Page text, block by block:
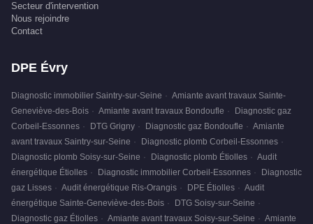
Secteur d'intervention
Nous rejoindre
Contact
DPE Évry
Diagnostic immobilier Saintry-sur-Seine · Amiante avant travaux Sainte-
Geneviève-des-Bois · Amiante avant travaux Bondoufle ·
Diagnostic gaz
Corbeil-Essonnes · DTG Grigny · Diagnostic gaz Bondoufle · Amiante
avant travaux Saintry-sur-Seine · Diagnostic plomb Corbeil-Essonnes ·
Diagnostic plomb Soisy-sur-Seine · Diagnostic plomb Étiolles · Audit
énergétique Étiolles · Diagnostic immobilier Corbeil-Essonnes ·
Diagnostic
gaz Lisses · Audit énergétique Ris-Orangis · DPE Étiolles · Audit
énergétique Sainte-Geneviève-des-Bois · DTG Soisy-sur-Seine ·
Diagnostic gaz Étiolles · Amiante avant travaux Soisy-sur-Seine · Amiante